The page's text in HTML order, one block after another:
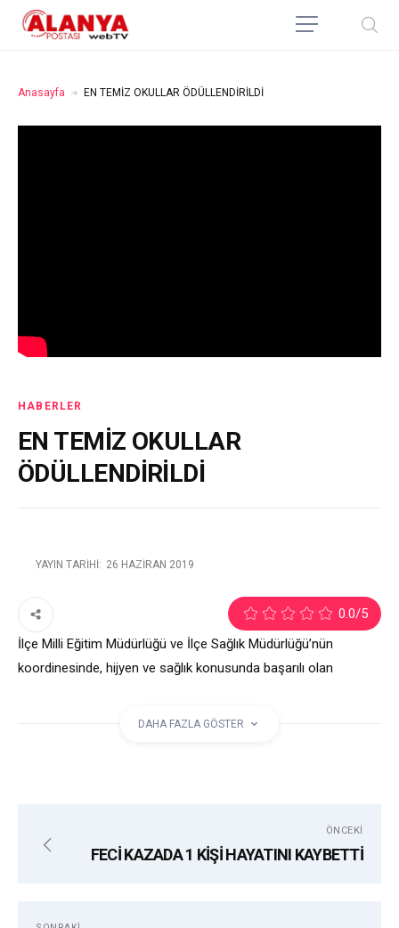
Anasayfa EN TEMİZ OKULLAR ÖDÜLLENDİRİLDİ
HABERLER
EN TEMİZ OKULLAR
ÖDÜLLENDİRİLDİ
YAYIN TARIHI: 26 HAZIRAN 2019
0.0/5
İlçe Milli Eğitim Müdürlüğü ve İlçe Sağlık Müdürlüğü’nün
koordinesinde, hijyen ve sağlık konusunda başarılı olan
Hüseyin Er tarafından törenle verildi.
DAHA FAZLA GÖSTER
ÖNCEKI
FECİ KAZADA 1 KİŞİ HAYATINI KAYBETTİ